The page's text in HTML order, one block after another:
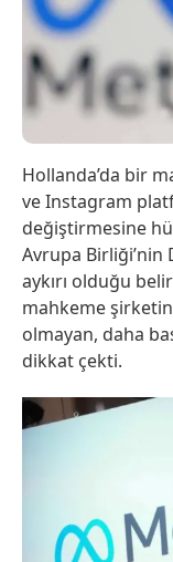
Hollanda’da bir
ve Instagram
değiştirmesine
Avrupa Birliği’nin
aykırı olduğu
mahkeme şirketin
olmayan, daha
dikkat çekti.